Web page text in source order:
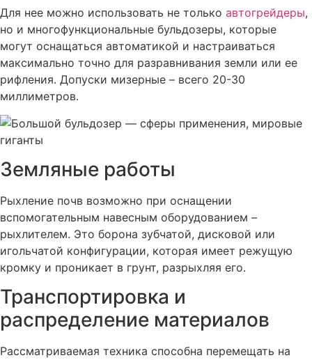
Для нее можно использовать не только автогрейдеры,
но и многофункциональные бульдозеры, которые
могут оснащаться автоматикой и настраиваться
максимально точно для разравнивания земли или ее
рифления. Допуски мизерные – всего 20-30
миллиметров.
Земляные работы
Рыхление почв возможно при оснащении
вспомогательным навесным оборудованием –
рыхлителем. Это борона зубчатой, дисковой или
игольчатой конфигурации, которая имеет режущую
кромку и проникает в грунт, разрыхляя его.
Транспортировка и
распределение материалов
Рассматриваемая техника способна перемещать на